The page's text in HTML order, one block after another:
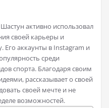
активно использовал
своей карьеры и
Его аккаунты в Instagram и
среди
спорта. Благодаря своим
рассказывает о своей
своей мечте и не
возможностей.